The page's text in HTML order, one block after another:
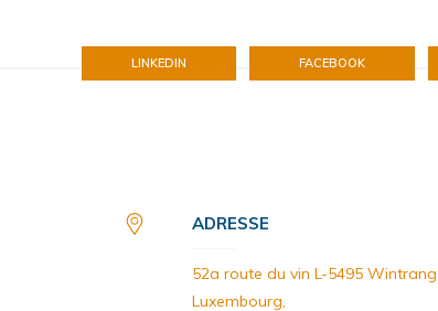
LINKEDIN FACEBOOK
ADRESSE
52a route du vin L-5495
Luxembourg,